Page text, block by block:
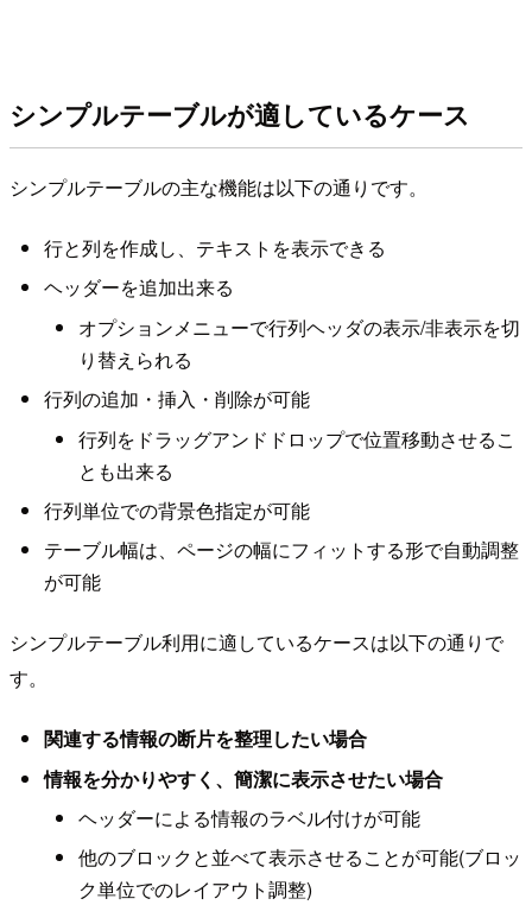
シンプルテーブルが適しているケース
シンプルテーブルの主な機能は以下の通りです。
行と列を作成し、テキストを表示できる
ヘッダーを追加出来る
オプションメニューで行列ヘッダの表示/非表示を切
り替えられる
行列の追加・挿入・削除が可能
行列をドラッグアンドドロップで位置移動させるこ
とも出来る
行列単位での背景色指定が可能
テーブル幅は、ページの幅にフィットする形で自動調整
が可能
シンプルテーブル利用に適しているケースは以下の通りで
す。
関連する情報の断片を整理したい場合
情報を分かりやすく、簡潔に表示させたい場合
ヘッダーによる情報のラベル付けが可能
他のブロックと並べて表示させることが可能(ブロッ
ク単位でのレイアウト調整)